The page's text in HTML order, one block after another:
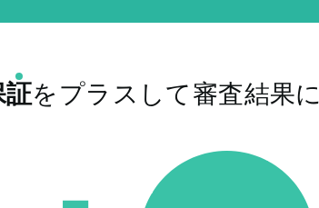
証をプラスして審査結果に